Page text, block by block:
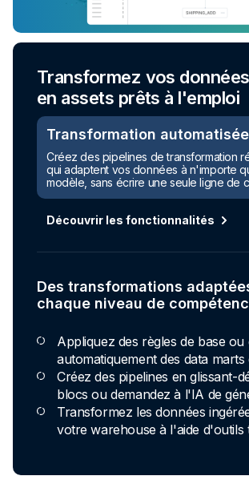
Transformez vos
en assets prêts à l'emploi
Transformation automatisée
Créez des pipelines de transformation
qui adaptent vos données à n'importe
modèle, sans écrire une seule ligne de
Découvrir les fonctionnalités
Des transformations
chaque niveau de
Appliquez des règles de base ou
automatiquement des data marts
Créez des pipelines en glissant-
blocs ou demandez à l'IA de
Transformez les données
votre warehouse à l'aide d'outils